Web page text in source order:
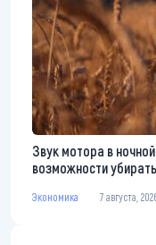
Звук мотора в
возможности
Экономика 7 августа,